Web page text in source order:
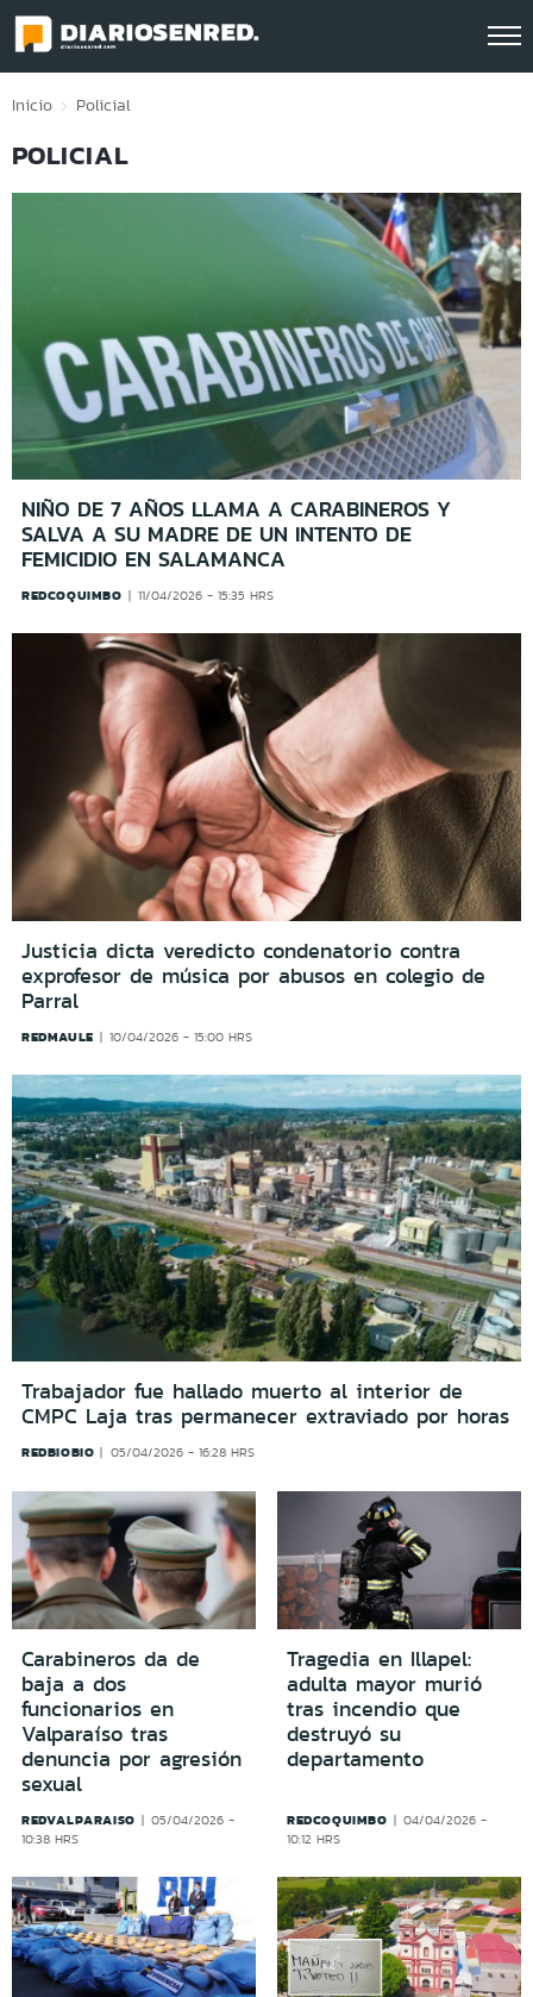
Click acá para ir directamente al contenido
Inicio Policial
POLICIAL
NIÑO DE 7 AÑOS LLAMA A CARABINEROS Y
SALVA A SU MADRE DE UN INTENTO DE
FEMICIDIO EN SALAMANCA
REDCOQUIMBO 11/04/2026 - 15:35 HRS
Justicia dicta veredicto condenatorio contra
exprofesor de música por abusos en colegio de
Parral
REDMAULE 10/04/2026 - 15:00 HRS
Trabajador fue hallado muerto al interior de
CMPC Laja tras permanecer extraviado por horas
REDBIOBIO 05/04/2026 - 16:28 HRS
Carabineros da de
baja a dos
funcionarios en
Valparaíso tras
denuncia por agresión
sexual
REDVALPARAISO
05/04/2026 -
10:38 HRS
Tragedia en Illapel:
adulta mayor murió
tras incendio que
destruyó su
departamento
REDCOQUIMBO
04/04/2026 -
10:12 HRS